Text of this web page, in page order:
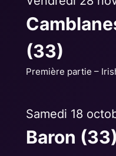
(33)
Première partie –
Samedi 18
Baron (33)